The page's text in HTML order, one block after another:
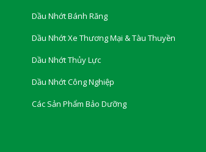
Dầu Nhớt Bánh Răng
Dầu Nhớt Xe Thương Mại & Tàu Thuyền
Dầu Nhớt Thủy Lực
Dầu Nhớt Công Nghiệp
Các Sản Phẩm Bảo Dưỡng